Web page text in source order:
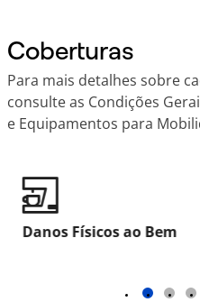
Coberturas
Para mais detalhes sobre
consulte as Condições
e Equipamentos para
Danos Físicos ao Bem
1 2 3